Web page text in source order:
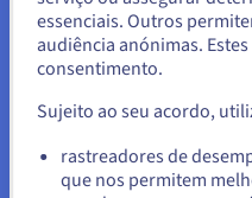
execução Node.js para os
minimalismo (poucas
sua flexibilidade, permitir-
Se desejar, pode
reconhecidos, como
Drupal. Mas há mais,
Estados Unidos.
Para encomendar a partir de
Aceder ao website do
us.ovhcloud.com/
essenciais. Outros
audiência anónimas.
consentimento.
Sujeito ao seu acordo,
rastreadores de
que nos permitem